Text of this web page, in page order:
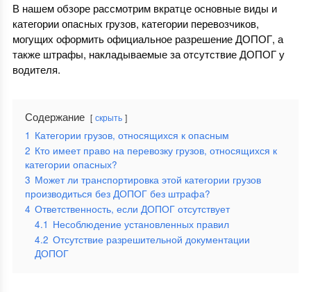
В нашем обзоре рассмотрим вкратце основные виды и
категории опасных грузов, категории перевозчиков,
могущих оформить официальное разрешение ДОПОГ, а
также штрафы, накладываемые за отсутствие ДОПОГ у
водителя.
Содержание скрыть
1 Категории грузов, относящихся к опасным
2 Кто имеет право на перевозку грузов, относящихся к
категории опасных?
3 Может ли транспортировка этой категории грузов
производиться без ДОПОГ без штрафа?
4 Ответственность, если ДОПОГ отсутствует
4.1 Несоблюдение установленных правил
4.2 Отсутствие разрешительной документации
ДОПОГ